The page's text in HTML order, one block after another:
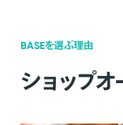
BASEを選ぶ理由
ショップ